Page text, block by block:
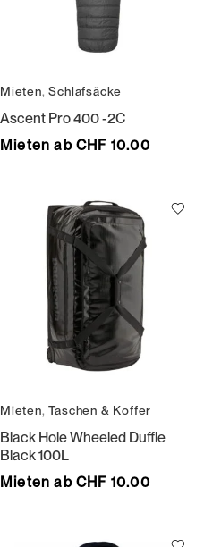
Mieten,Schlafsäcke
Ascent Pro 400 -2C
Mieten ab CHF 10.00
Mieten,Taschen & Koffer
Black Hole Wheeled Duffle
Black 100L
Mieten ab CHF 10.00